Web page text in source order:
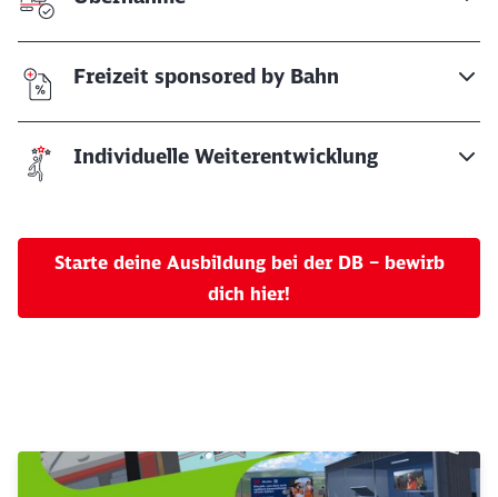
Freizeit sponsored by Bahn
Individuelle Weiterentwicklung
Starte deine Ausbildung bei der DB – bewirb
dich hier!